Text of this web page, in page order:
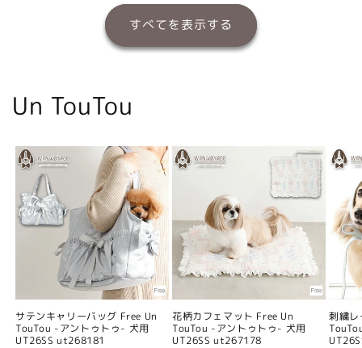
すべてを表示する
Un TouTou
サテンキャリーバッグ Free Un
TouTou -アントゥトゥ- 犬用
UT26SS ut268181
花柄カフェマット Free Un
TouTou -アントゥトゥ- 犬用
UT26SS ut267178
刺繍